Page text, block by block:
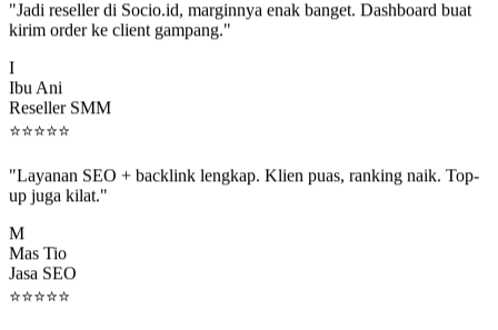
kirim order ke client gampang."
Ibu Ani
Reseller SMM
⭐⭐⭐⭐⭐
up juga kilat."
Mas Tio
Jasa SEO
⭐⭐⭐⭐⭐